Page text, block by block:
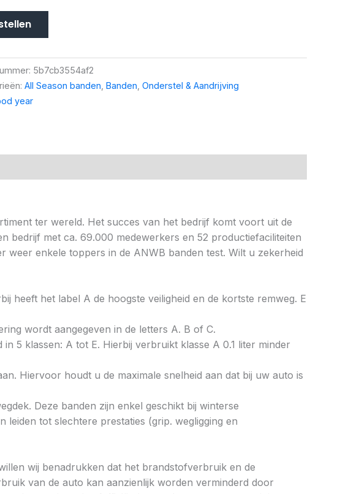
5b7cb3554af2
All Season banden Banden Onderstel & Aandrijving
year
ter wereld. Het succes van het bedrijf komt voort uit de
bedrijf met ca. 69.000 medewerkers en 52 productiefaciliteiten
weer enkele toppers in de ANWB banden test. Wilt u zekerheid
heeft het label A de hoogste veiligheid en de kortste remweg. E
wordt aangegeven in de letters A. B of C.
5 klassen: A tot E. Hierbij verbruikt klasse A 0.1 liter minder
Hiervoor houdt u de maximale snelheid aan dat bij uw auto is
Deze banden zijn enkel geschikt bij winterse
leiden tot slechtere prestaties (grip. wegligging en
wij benadrukken dat het brandstofverbruik en de
van de auto kan aanzienlijk worden verminderd door